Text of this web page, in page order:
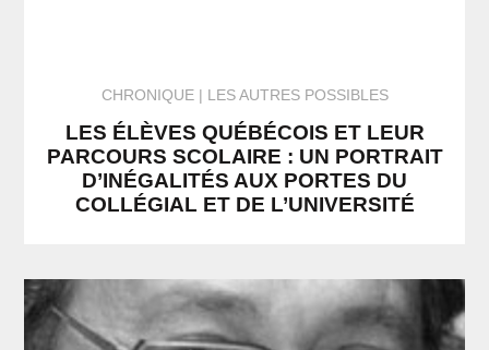
CHRONIQUE LES AUTRES POSSIBLES
LES ÉLÈVES QUÉBÉCOIS ET LEUR
PARCOURS SCOLAIRE : UN PORTRAIT
D’INÉGALITÉS AUX PORTES DU
COLLÉGIAL ET DE L’UNIVERSITÉ